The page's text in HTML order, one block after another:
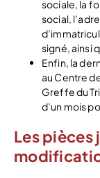
sociale, la
social,
signé, ainsi
Enfin, la
au Centre
Greffe du
d’un mois
Les pièces